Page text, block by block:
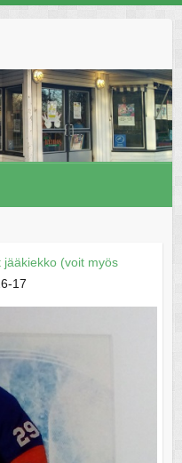
jääkiekko (voit myös
17